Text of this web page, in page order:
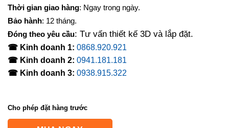
Thời gian giao hàng: Ngay trong ngày.
Bảo hành: 12 tháng.
Đóng theo yêu cầu: Tư vấn thiết kế 3D và lắp đặt.
☎ Kinh doanh 1: 0868.920.921
☎ Kinh doanh 2: 0941.181.181
☎ Kinh doanh 3: 0938.915.322
Cho phép đặt hàng trước